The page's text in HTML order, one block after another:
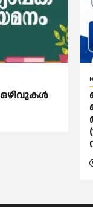
ഒഴിവുകൾ